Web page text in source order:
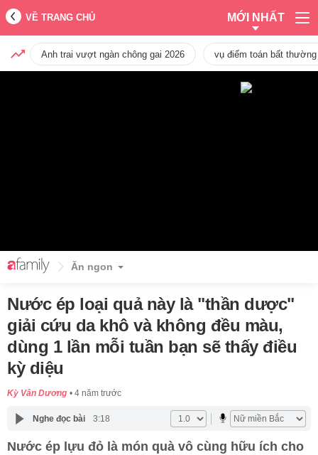
VỀ TRANG CHỦ MỚI NHẤT
Anh trai vượt ngàn chông gai 2026 vụ điểm toán bất
Ăn ngon
Nước ép loại quả này là "thần dược"
giải cứu da khô và không đều màu,
dùng 1 lần mỗi tuần bạn sẽ thấy điều
kỳ diệu
Kỳ Vân Dương 4 năm trước
Nghe đọc bài 3:18
Nước ép lựu đỏ là món quà vô cùng hữu ích cho